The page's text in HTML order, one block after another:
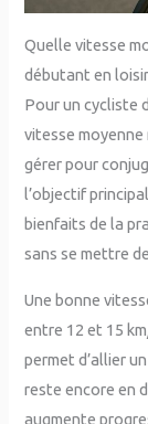
Quelle vitesse
débutant en
Pour un cycliste
vitesse moyenne
gérer pour
l’objectif
bienfaits de la
sans se mettre
Une bonne
entre 12 et 15
permet d’allier
reste encore en
augmente